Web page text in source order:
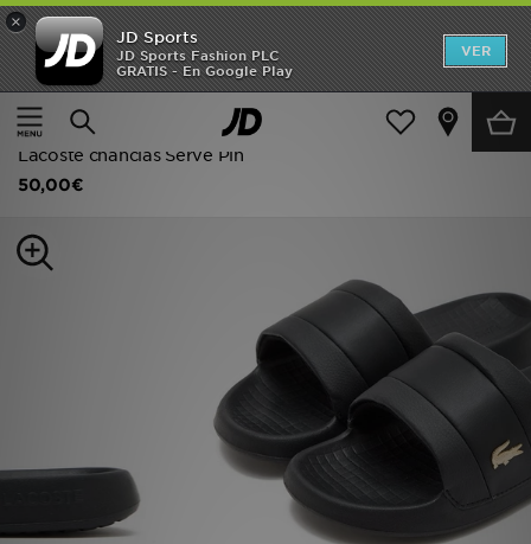
×
JD Sports
JD Sports Fashion PLC
GRATIS - En Google Play
VER
Página principal
Hombre
Calzado de hombre
Lacoste chanclas Serve Pin
50,00€
Hombre
Mujer
Niños
Estilo
Ofertas
TARJETA REGALO